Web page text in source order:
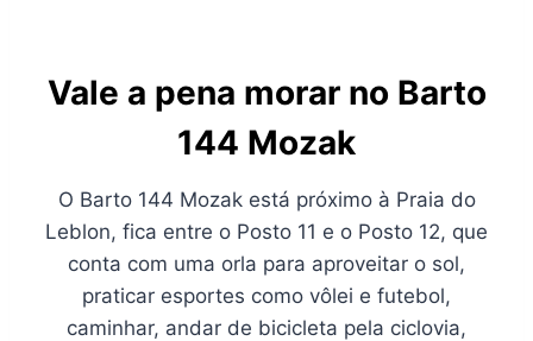
Vale a pena morar no Barto
144 Mozak
O Barto 144 Mozak está próximo à Praia do
Leblon, fica entre o Posto 11 e o Posto 12, que
conta com uma orla para aproveitar o sol,
praticar esportes como vôlei e futebol,
caminhar, andar de bicicleta pela ciclovia,